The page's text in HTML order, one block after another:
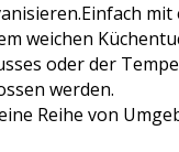
mit
weichen
oder der
werden.
Reihe von